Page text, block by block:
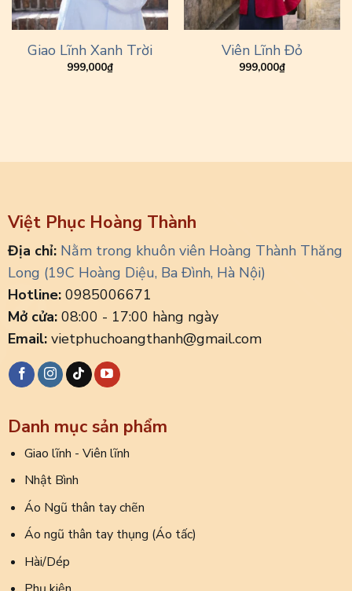
Giao Lĩnh Xanh Trời
999,000₫
Viên Lĩnh Đỏ
999,000₫
Việt Phục Hoàng Thành
Địa chỉ: Nằm trong khuôn viên Hoàng Thành Thăng
Long (19C Hoàng Diệu, Ba Đình, Hà Nội)
Hotline:0985006671
Mở cửa:08:00 - 17:00 hàng ngày
Email:vietphuchoangthanh@gmail.com
Danh mục sản phẩm
Giao lĩnh - Viên lĩnh
Nhật Bình
Áo Ngũ thân tay chẽn
Áo ngũ thân tay thụng (Áo tấc)
Hài/Dép